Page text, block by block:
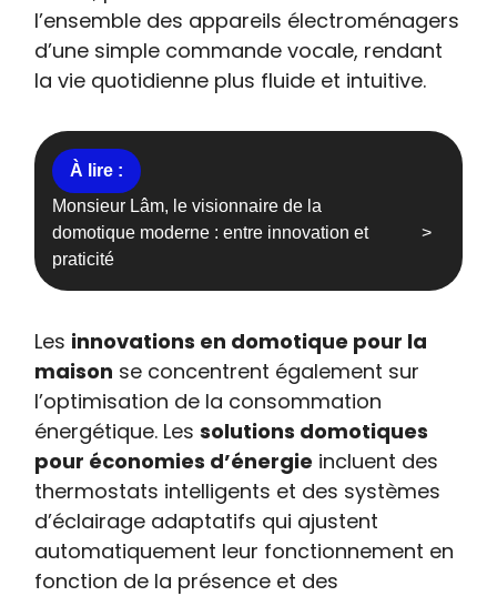
l’ensemble des appareils électroménagers
d’une simple commande vocale, rendant
la vie quotidienne plus fluide et intuitive.
Monsieur Lâm, le visionnaire de la
domotique moderne : entre innovation et
praticité
Les innovations en domotique pour la
maison se concentrent également sur
l’optimisation de la consommation
énergétique. Lessolutions domotiques
pour économies d’énergie incluent des
thermostats intelligents et des systèmes
d’éclairage adaptatifs qui ajustent
automatiquement leur fonctionnement en
fonction de la présence et des